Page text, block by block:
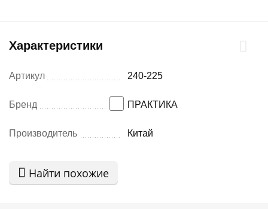
Характеристики
Артикул 240-225
Бренд ПРАКТИКА
Производитель Китай
Найти похожие